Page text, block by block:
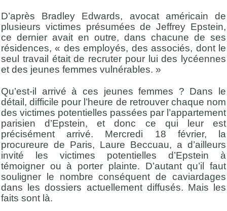
D’après Bradley Edwards, avocat américain de
plusieurs victimes présumées de Jeffrey Epstein,
ce dernier avait en outre, dans chacune de ses
résidences, « des employés, des associés, dont le
seul travail était de recruter pour lui des lycéennes
et des jeunes femmes vulnérables. »
Qu’est-il arrivé à ces jeunes femmes ? Dans le
détail, difficile pour l’heure de retrouver chaque nom
des victimes potentielles passées par l’appartement
parisien d’Epstein, et donc ce qui leur est
précisément arrivé. Mercredi 18 février, la
procureure de Paris, Laure Beccuau, a d’ailleurs
invité les victimes potentielles d’Epstein à
témoigner ou à porter plainte. D’autant qu’il faut
souligner le nombre conséquent de caviardages
dans les dossiers actuellement diffusés. Mais les
faits sont là.